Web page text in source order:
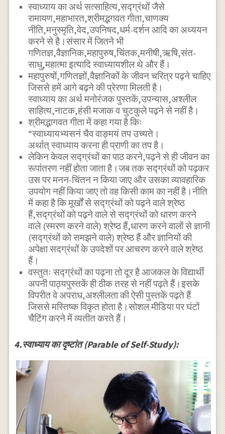
स्वाध्याय का अर्थ सत्साहित्य,सद्ग्रंथों जैसे
रामायण,महाभारत,श्रीमद्भगवत गीता,चाणक्य
नीति,मनुस्मृति,वेद,उपनिषद,धर्म-दर्शन आदि का अध्ययन
करने से है।संसार में जितने भी
गणितज्ञ,वैज्ञानिक,महापुरुष,चिंतक,मनीषी,ऋषि,संत-
साधु,महात्मा इत्यादि स्वाध्यायशील थे और हैं।
महापुरुषों,गणितज्ञों,वैज्ञानिकों के जीवन चरित्र पढ़ने चाहिए
जिससे हमें आगे बढ़ने की प्रेरणा मिलती है।
स्वाध्याय का अर्थ मनोरंजक पुस्तकें,उपन्यास,अश्लील
साहित्य,नाटक,हंसी मजाक व चुटकुले पढ़ने से नहीं है।
श्रीमद्भागवत गीता में कहा गया है किः
“स्वाध्यायभ्यसनं चैव वाङ्मयं तप उच्यते।
अर्थात् स्वाध्याय करना ही प्राणी का तप है।
लेकिन केवल सद्ग्रंथों का पाठ करने,पढ़ने से ही जीवन का
रूपांतरण नहीं होता जाता है।जब तक सद्ग्रंथों को पढ़कर
उस पर मनन-चिंतन न किया जाए और उसका व्यावहारिक
उपयोग नहीं किया जाए तो वह किसी काम का नहीं है।नीति
में कहा है कि मूर्खों से सद्ग्रंथों को पढ़ने वाले श्रेष्ठ
हैं,सद्ग्रंथों को पढ़ने वाले से सद्ग्रंथों को धारण करने
वाले (स्मरण करने वाले) श्रेष्ठ हैं,धारण करने वालों से ज्ञानी
(सद्ग्रंथों को समझने वाले) श्रेष्ठ हैं और ज्ञानियों की
अपेक्षा सदग्रंथों के उपदेशों पर आचरण करने वाले श्रेष्ठ
हैं।
वस्तुतः सद्ग्रंथों का पढ़ना तो दूर है आजकल के विद्यार्थी
अपनी पाठ्यपुस्तकें ही ठीक तरह से नहीं पढ़ते हैं।इसके
विपरीत वे अपराध,अश्लीलता की ऐसी पुस्तकें पढ़ते हैं
जिससे मस्तिष्क विकृत होता है।सोशल मीडिया पर घंटों
चैटिंग करने में व्यतीत करते हैं।
4.स्वाध्याय का दृष्टांत (Parable of Self-Study):